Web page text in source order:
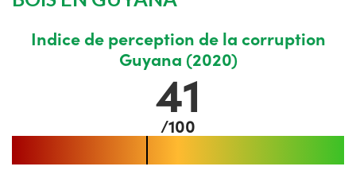
Indice de perception de la corruption
Guyana (2020)
41
/100